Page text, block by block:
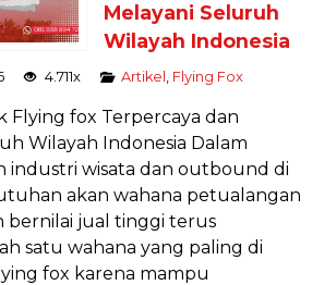
Melayani Seluruh
Wilayah Indonesia
4.711x Artikel Flying Fox
Flying fox Terpercaya dan
Wilayah Indonesia Dalam
industri wisata dan outbound di
akan wahana petualangan
bernilai jual tinggi terus
satu wahana yang paling di
fox karena mampu